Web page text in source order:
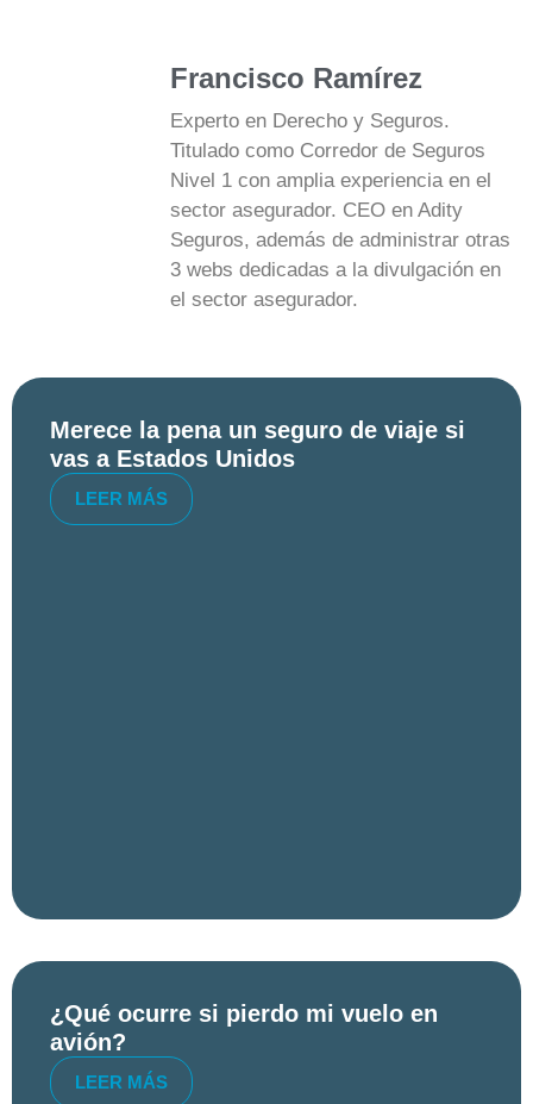
Francisco Ramírez
Experto en Derecho y Seguros.
Titulado como Corredor de Seguros
Nivel 1 con amplia experiencia en el
sector asegurador. CEO en Adity
Seguros, además de administrar otras
3 webs dedicadas a la divulgación en
el sector asegurador.
Merece la pena un seguro de viaje si
vas a Estados Unidos
LEER MÁS
¿Qué ocurre si pierdo mi vuelo en
avión?
LEER MÁS